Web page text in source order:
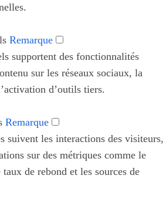
Remarque
supportent des fonctionnalités
sur les réseaux sociaux, la
d’outils tiers.
Remarque
suivent les interactions des visiteurs,
sur des métriques comme le
de rebond et les sources de